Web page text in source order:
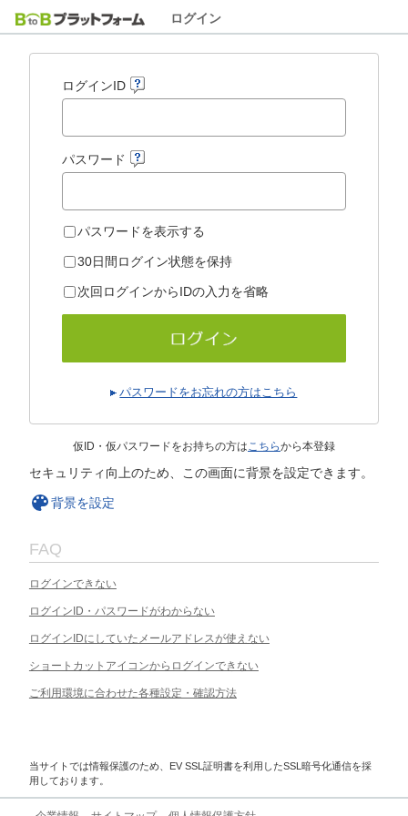
ログイン
ログインID
パスワード
パスワードを表示する
30日間ログイン状態を保持
次回ログインからIDの入力を省略
パスワードをお忘れの方はこちら
仮ID・仮パスワードをお持ちの方はこちらから本登録
セキュリティ向上のため、この画面に背景を設定できます。
背景を設定
FAQ
ログインできない
ログインID・パスワードがわからない
ログインIDにしていたメールアドレスが使えない
ショートカットアイコンからログインできない
ご利用環境に合わせた各種設定・確認方法
当サイトでは情報保護のため、EV SSL証明書を利用したSSL暗号化通信を採
用しております。